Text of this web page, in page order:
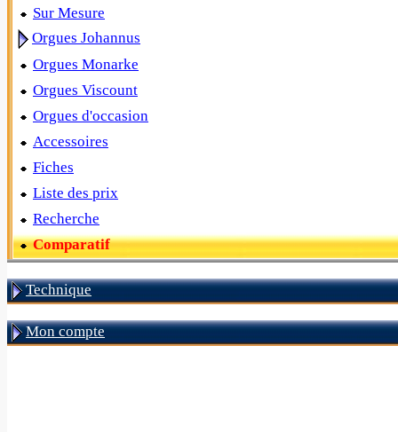
Sur Mesure
Orgues Johannus
Orgues Monarke
Orgues Viscount
Orgues d'occasion
Accessoires
Fiches
Liste des prix
Recherche
Comparatif
Technique
Mon compte